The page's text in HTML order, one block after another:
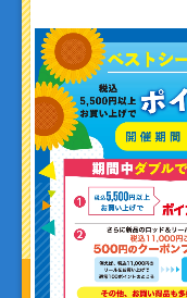
よくあるご質問
お問い合わせ
利用者資金の保全
Copyright (C)